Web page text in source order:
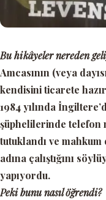
Bu hikâyeler nereden
Amcasının (veya
kendisini ticarete
1984 yılında
şüphelilerinde telefon
tutuklandı ve
adına çalıştığını
yapıyordu.
Peki bunu nasıl öğrendi?